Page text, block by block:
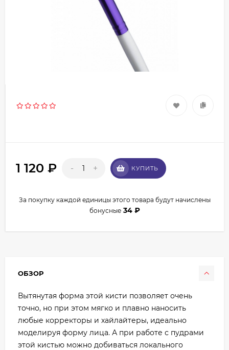
1 120 ₽ - + КУПИТЬ
За покупку каждой единицы этого товара будут начислены
бонусные 34 ₽
ОБЗОР
Вытянутая форма этой кисти позволяет очень
точно, но при этом мягко и плавно наносить
любые корректоры и хайлайтеры, идеально
моделируя форму лица. А при работе с пудрами
этой кистью можно добиваться локального